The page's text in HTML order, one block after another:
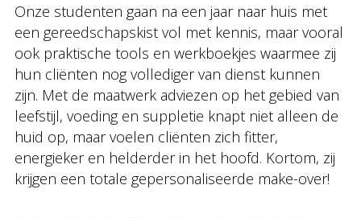
Onze studenten gaan na een jaar naar huis met
een gereedschapskist vol met kennis, maar vooral
ook praktische tools en werkboekjes waarmee zij
hun cliënten nog vollediger van dienst kunnen
zijn. Met de maatwerk adviezen op het gebied van
leefstijl, voeding en suppletie knapt niet alleen de
huid op, maar voelen cliënten zich fitter,
energieker en helderder in het hoofd. Kortom, zij
krijgen een totale gepersonaliseerde make-over!